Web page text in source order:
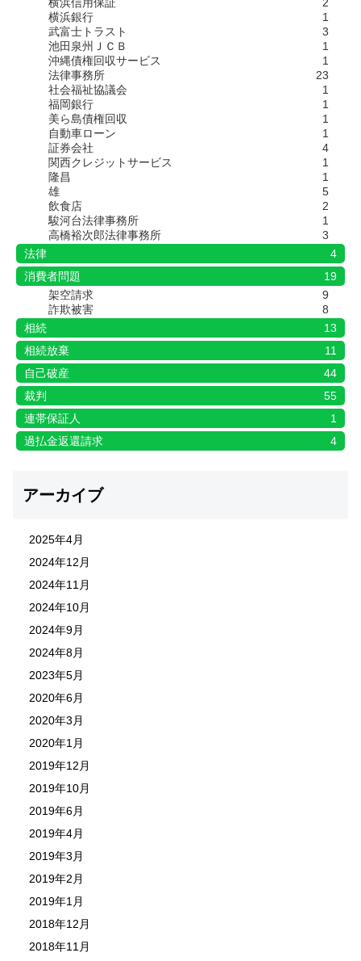
横浜銀行
1
武富士トラスト
3
池田泉州ＪＣＢ
1
沖縄債権回収サービス
1
法律事務所
23
社会福祉協議会
1
福岡銀行
1
美ら島債権回収
1
自動車ローン
1
証券会社
4
関西クレジットサービス
1
隆昌
1
雄
5
飲食店
2
駿河台法律事務所
1
高橋裕次郎法律事務所
3
法律
4
消費者問題
19
架空請求
9
詐欺被害
8
相続
13
相続放棄
11
自己破産
44
裁判
55
連帯保証人
1
過払金返還請求
4
アーカイブ
2025年4月
2024年12月
2024年11月
2024年10月
2024年9月
2024年8月
2023年5月
2020年6月
2020年3月
2020年1月
2019年12月
2019年10月
2019年6月
2019年4月
2019年3月
2019年2月
2019年1月
2018年12月
2018年11月